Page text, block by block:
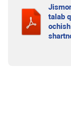
talab